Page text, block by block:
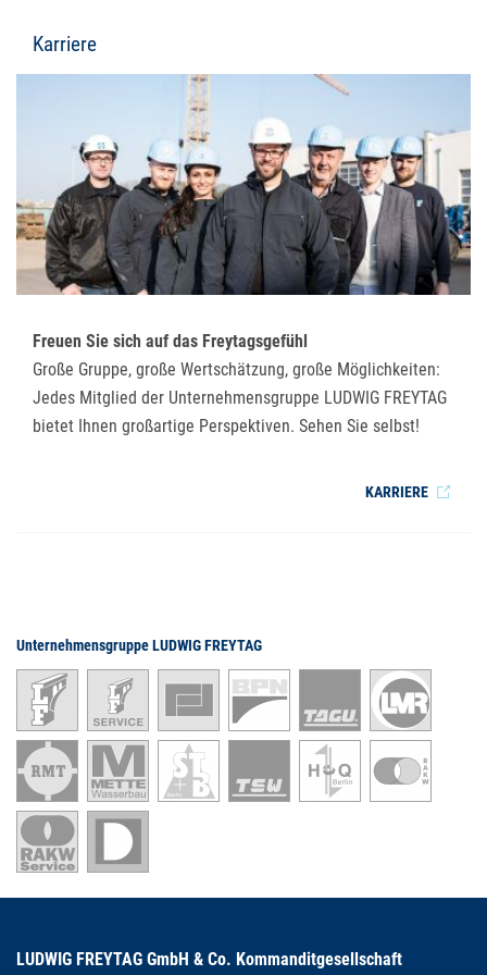
Karriere
Freuen Sie sich auf das Freytagsgefühl
Große Gruppe, große Wertschätzung, große Möglichkeiten:
Jedes Mitglied der Unternehmensgruppe LUDWIG FREYTAG
bietet Ihnen großartige Perspektiven. Sehen Sie selbst!
KARRIERE
Unternehmensgruppe LUDWIG FREYTAG
LUDWIG FREYTAG GmbH & Co. Kommanditgesellschaft